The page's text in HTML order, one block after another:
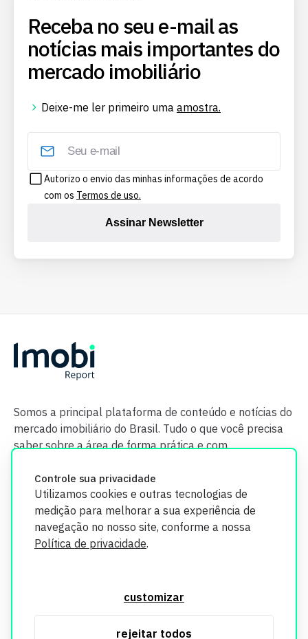
Controle sua privacidade
Utilizamos cookies e outras tecnologias de
medição para melhorar a sua experiência de
navegação no nosso site, conforme a nossa
Política de privacidade.
customizar
rejeitar todos
Receba no seu e-mail as
notícias mais importantes do
mercado imobiliário
Deixe-me ler primeiro uma amostra.
Autorizo o envio das minhas informações de acordo
com os Termos de uso.
Assinar Newsletter
Somos a principal plataforma de conteúdo e notícias do
mercado imobiliário do Brasil. Tudo o que você precisa
saber sobre a área de forma prática e com
segurança. Todos os dados coletados em nosso site são
utilizados exclusivamente para fins de aprimoramento de
informações, consulte nossa Política de Privacidade.